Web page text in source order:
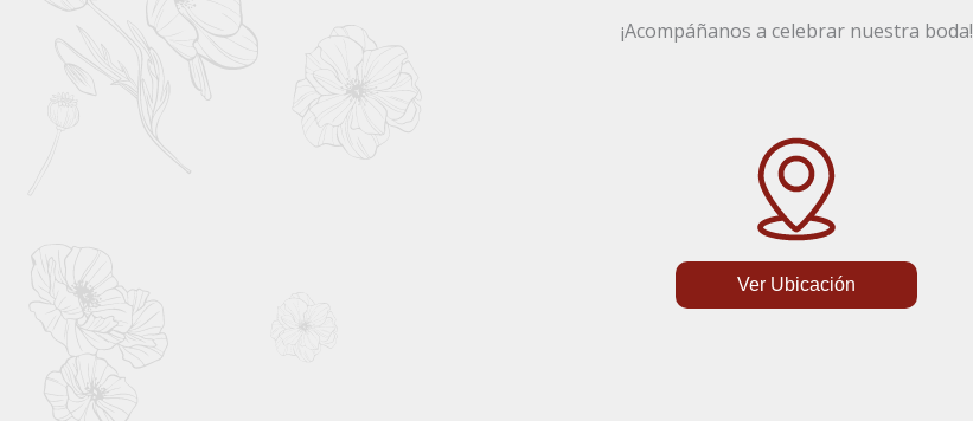
¡Acompáñanos a celebrar nuestra boda!
Ver Ubicación